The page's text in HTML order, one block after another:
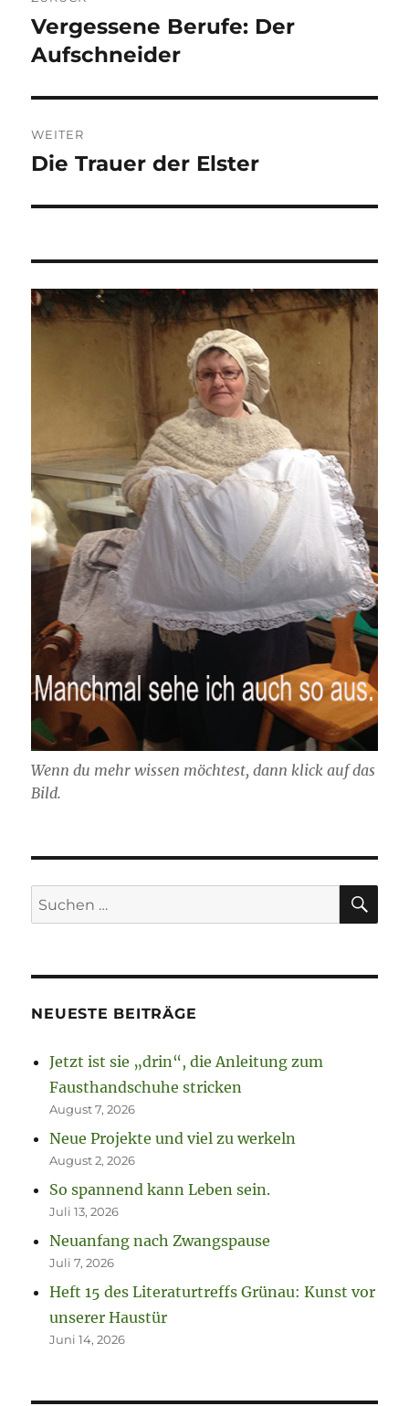
Vorheriger
Beitrag:
Vergessene Berufe: Der
Aufschneider
WEITER
Nächster
Die Trauer der Elster
Wenn du mehr wissen möchtest, dann klick auf das
Bild.
Suchen
nach:
NEUESTE BEITRÄGE
Jetzt ist sie „drin“, die Anleitung zum
Fausthandschuhe stricken
August 7, 2026
Neue Projekte und viel zu werkeln
August 2, 2026
So spannend kann Leben sein.
Juli 13, 2026
Neuanfang nach Zwangspause
Juli 7, 2026
Heft 15 des Literaturtreffs Grünau: Kunst vor
unserer Haustür
Juni 14, 2026